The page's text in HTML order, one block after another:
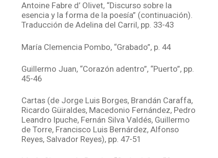
Antoine Fabre d’ Olivet, “Discurso sobre la
esencia y la forma de la poesía” (continuación).
Traducción de Adelina del Carril, pp. 33-43
María Clemencia Pombo, “Grabado”, p. 44
Guillermo Juan, “Corazón adentro”, “Puerto”, pp.
45-46
Cartas (de Jorge Luis Borges, Brandán Caraffa,
Ricardo Güiraldes, Macedonio Fernández, Pedro
Leandro Ipuche, Fernán Silva Valdés, Guillermo
de Torre, Francisco Luis Bernárdez, Alfonso
Reyes, Salvador Reyes), pp. 47-51